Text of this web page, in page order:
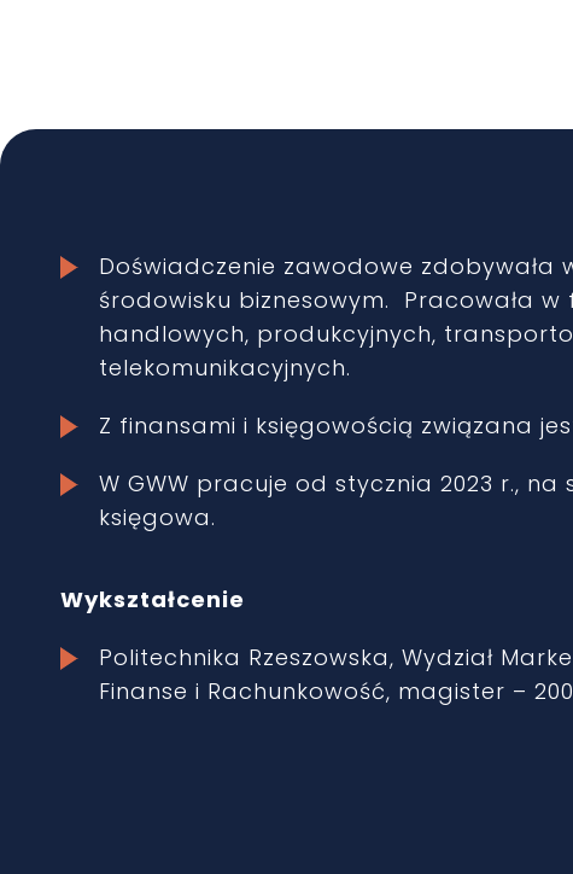
Doświadczenie zawodowe zdobywała
środowisku biznesowym. Pracowała w
handlowych, produkcyjnych,
telekomunikacyjnych.
Z finansami i księgowością związana
W GWW pracuje od stycznia 2023 r.,
księgowa.
Wykształcenie
Politechnika Rzeszowska, Wydział
Finanse i Rachunkowość, magister –